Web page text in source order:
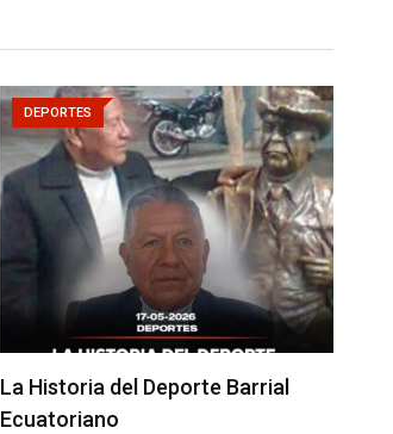
DEPORTES
La Historia del Deporte Barrial
Ecuatoriano